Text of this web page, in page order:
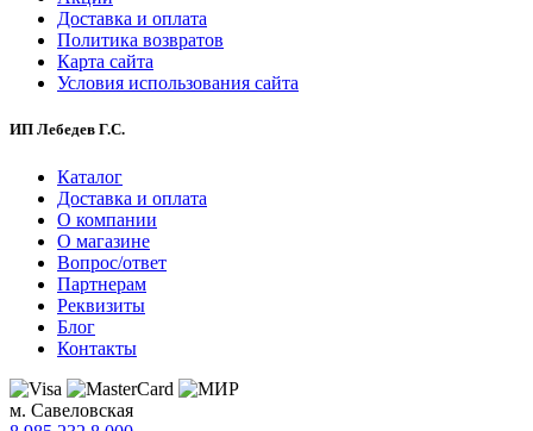
Доставка и оплата
Политика возвратов
Карта сайта
Условия использования сайта
ИП Лебедев Г.С.
Каталог
Доставка и оплата
О компании
О магазине
Вопрос/ответ
Партнерам
Реквизиты
Блог
Контакты
м. Савеловская